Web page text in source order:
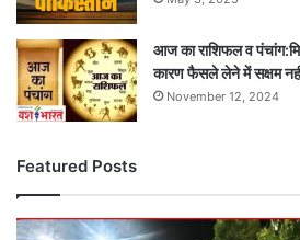
आज का राशिफल व
कारण फैसले लेने में सक्षम
November 12, 2024
Featured Posts
कांवड़ियों